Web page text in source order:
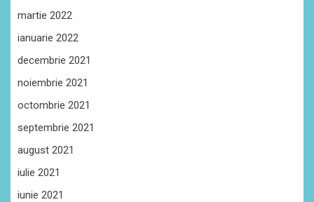
martie 2022
ianuarie 2022
decembrie 2021
noiembrie 2021
octombrie 2021
septembrie 2021
august 2021
iulie 2021
iunie 2021